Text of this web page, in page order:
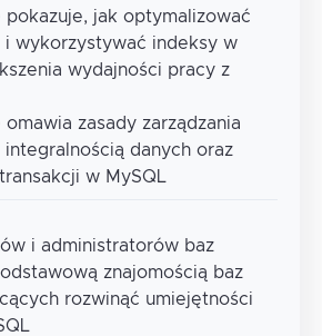
pokazuje, jak optymalizować
i wykorzystywać indeksy w
wydajności pracy z
omawia zasady zarządzania
integralnością danych oraz
w MySQL
i administratorów baz
znajomością baz
rozwinąć umiejętności